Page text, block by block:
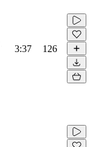
3:37 126